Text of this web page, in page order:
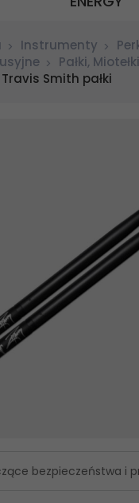
Instrumenty
Pałki,
Smith pałki
bezpieczeństwa i